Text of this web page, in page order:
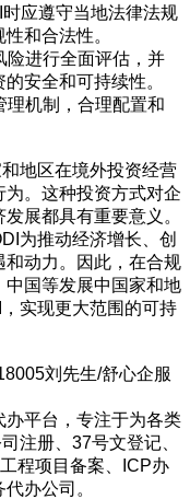
应遵守当地法律法规
和合法性。
险进行全面评估，并
安全和可持续性。
理机制，合理配置和
地区在境外投资经营
。这种投资方式对企
展都具有重要意义。
为推动经济增长、创
动力。因此，在合规
国等发展中国家和地
实现更大范围的可持
刘先生/舒心企服
平台，专注于为各类
司注册、37号文登记、
程项目备案、ICP办
办公司。